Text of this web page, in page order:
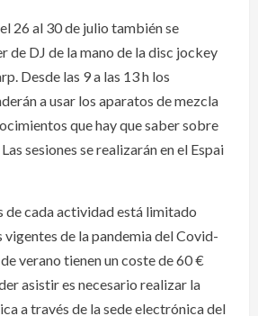
26 al 30 de julio también se
de DJ de la mano de la disc jockey
Desde las 9 a las 13 h los
a usar los aparatos de mezcla
que hay que saber sobre
sesiones se realizarán en el Espai
de cada actividad está limitado
vigentes de la pandemia del Covid-
verano tienen un coste de 60 €
asistir es necesario realizar la
a través de la sede electrónica del